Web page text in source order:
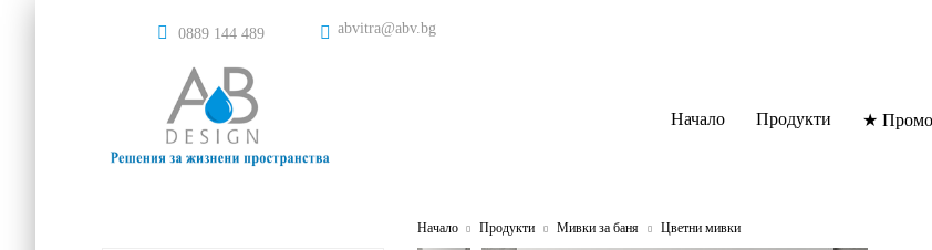
0889 144 489 abvitra@abv.bg
Начало Продукти ★
Начало Продукти Мивки за баня Цветни мивки